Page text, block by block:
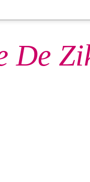
De